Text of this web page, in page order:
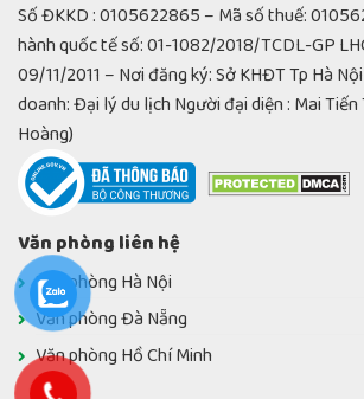
Số ĐKKD : 0105622865 – Mã số thuế:
hành quốc tế số: 01-1082/2018/TCDL-GP
09/11/2011 – Nơi đăng ký: Sở KHĐT Tp Hà
doanh: Đại lý du lịch Người đại diện : Mai Tiến
Hoàng)
Văn phòng liên hệ
Văn phòng Hà Nội
Văn phòng Đà Nẵng
Văn phòng Hồ Chí Minh